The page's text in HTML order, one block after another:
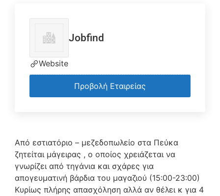
Από εστιατόριο – μεζεδοπωλείο στα Πεύκα
ζητείται μάγειρας , ο οποίος χρειάζεται να
γνωρίζει από τηγάνια και σχάρες για
απογευματινή βάρδια του μαγαζιού (15:00-23:00)
Κυρίως πλήρης απασχόληση αλλά αν θέλει κ για 4
Jobfind
Website
Προβολή Εταιρείας